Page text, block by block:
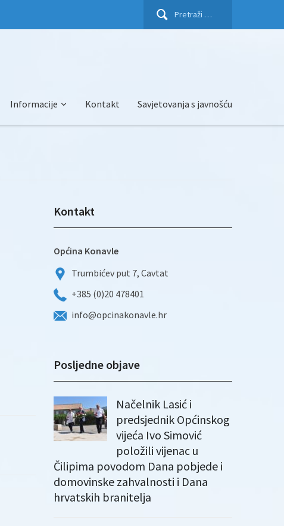
Pretraži:
Informacije Kontakt Savjetovanja s javnošću
Kontakt
Općina Konavle
Trumbićev put 7, Cavtat
+385 (0)20 478401
info@opcinakonavle.hr
Posljedne objave
Načelnik Lasić i
predsjednik Općinskog
vijeća Ivo Simović
položili vijenac u
Čilipima povodom Dana pobjede i
domovinske zahvalnosti i Dana
hrvatskih branitelja